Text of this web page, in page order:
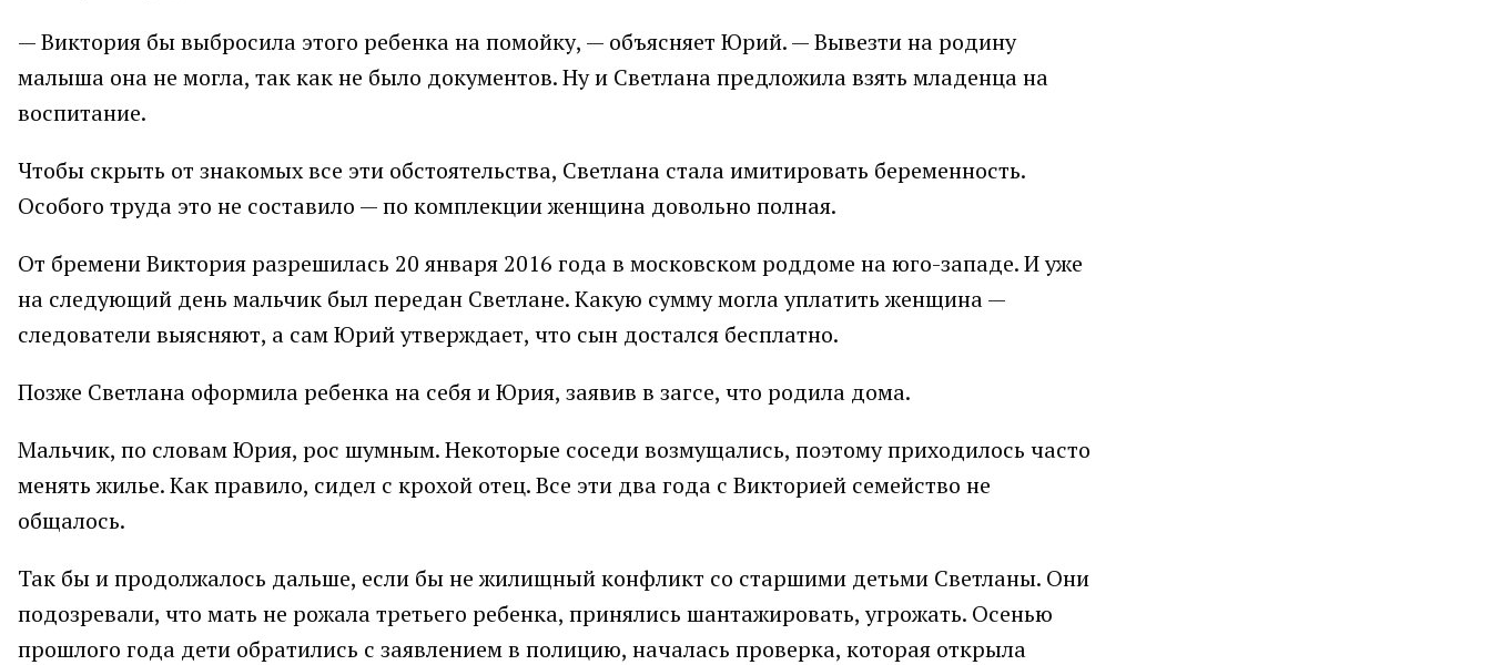
— Виктория бы выбросила этого ребенка на помойку, — объясняет Юрий. — Вывезти на родину
малыша она не могла, так как не было документов. Ну и Светлана предложила взять младенца на
воспитание.
Чтобы скрыть от знакомых все эти обстоятельства, Светлана стала имитировать беременность.
Особого труда это не составило — по комплекции женщина довольно полная.
От бремени Виктория разрешилась 20 января 2016 года в московском роддоме на юго-западе. И уже
на следующий день мальчик был передан Светлане. Какую сумму могла уплатить женщина —
следователи выясняют, а сам Юрий утверждает, что сын достался бесплатно.
Позже Светлана оформила ребенка на себя и Юрия, заявив в загсе, что родила дома.
Мальчик, по словам Юрия, рос шумным. Некоторые соседи возмущались, поэтому приходилось часто
менять жилье. Как правило, сидел с крохой отец. Все эти два года с Викторией семейство не
общалось.
Так бы и продолжалось дальше, если бы не жилищный конфликт со старшими детьми Светланы. Они
подозревали, что мать не рожала третьего ребенка, принялись шантажировать, угрожать. Осенью
прошлого года дети обратились с заявлением в полицию, началась проверка, которая открыла